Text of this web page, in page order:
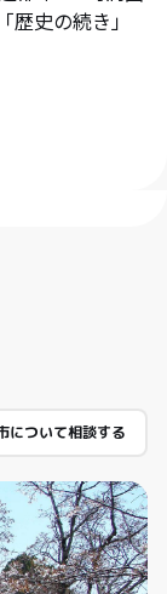
史の続き」
について相談する